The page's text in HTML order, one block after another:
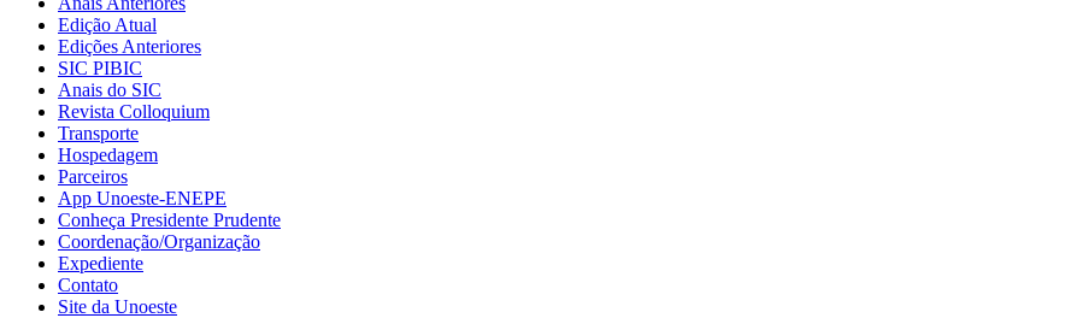
Edição Atual
Edições Anteriores
SIC PIBIC
Anais do SIC
Revista Colloquium
Transporte
Hospedagem
Parceiros
App Unoeste-ENEPE
Conheça Presidente Prudente
Coordenação/Organização
Expediente
Contato
Site da Unoeste